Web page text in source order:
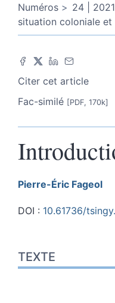
Numéros
24 |
situation coloniale
Citer cet article
Fac-similé [PDF, 170k]
Pierre-Éric Fageol
DOI : 10.61736/
Notes
Citer cet article
TEXTE